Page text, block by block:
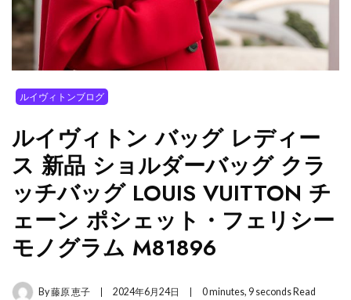
ルイヴィトンブログ
ルイヴィトン バッグ レディー
ス 新品 ショルダーバッグ クラ
ッチバッグ LOUIS VUITTON チ
ェーン ポシェット・フェリシー
モノグラム M81896
By藤原 恵子 2024年6月24日 0 minutes, 9 seconds Read